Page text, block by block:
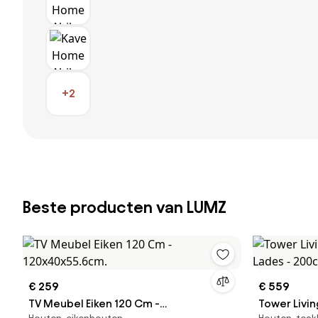
+2
Beste producten van LUMZ
€ 259
TV Meubel Eiken 120 Cm -
€ 559
Tower